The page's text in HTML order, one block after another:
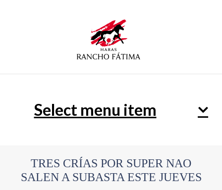
Select menu item
TRES CRÍAS POR SUPER NAO
SALEN A SUBASTA ESTE JUEVES